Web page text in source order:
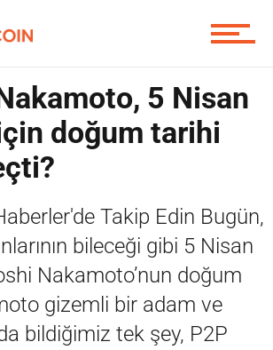
5 Nisan
doğum tarihi
Takip Edin Bugün,
bileceği gibi 5 Nisan
Nakamoto’nun doğum
gizemli bir adam ve
bildiğimiz tek şey, P2P